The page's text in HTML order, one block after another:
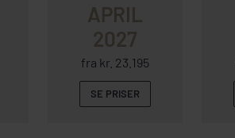
APRIL
2027
fra kr. 23.195
SE PRISER